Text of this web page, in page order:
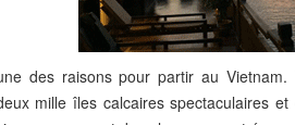
des raisons pour partir au
mille îles calcaires spectaculaires